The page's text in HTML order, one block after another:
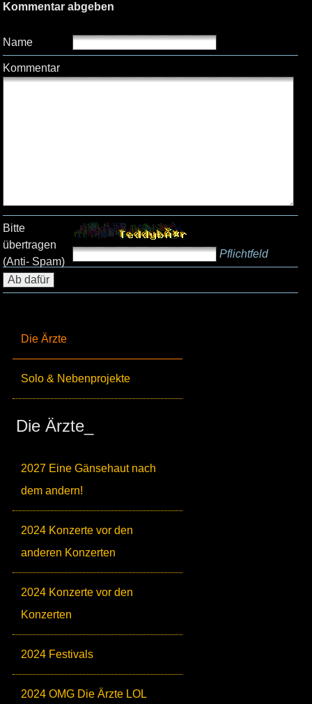
Die Ärzte
Solo & Nebenprojekte
Die Ärzte_
2027 Eine Gänsehaut nach
dem andern!
2024 Konzerte vor den
anderen Konzerten
2024 Konzerte vor den
Konzerten
2024 Festivals
2024 OMG Die Ärzte LOL
Kommentar abgeben
Name
Kommentar
Bitte
übertragen
(Anti- Spam)
Pflichtfeld